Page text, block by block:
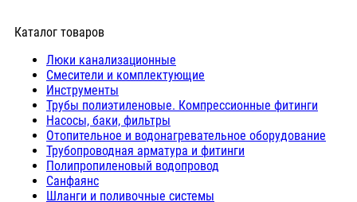
Каталог товаров
Люки канализационные
Cмесители и комплектующие
Инструменты
Трубы полиэтиленовые. Компрессионные фитинги
Насосы, баки, фильтры
Отопительное и водонагревательное оборудование
Трубопроводная арматура и фитинги
Полипропиленовый водопровод
Санфаянс
Шланги и поливочные системы